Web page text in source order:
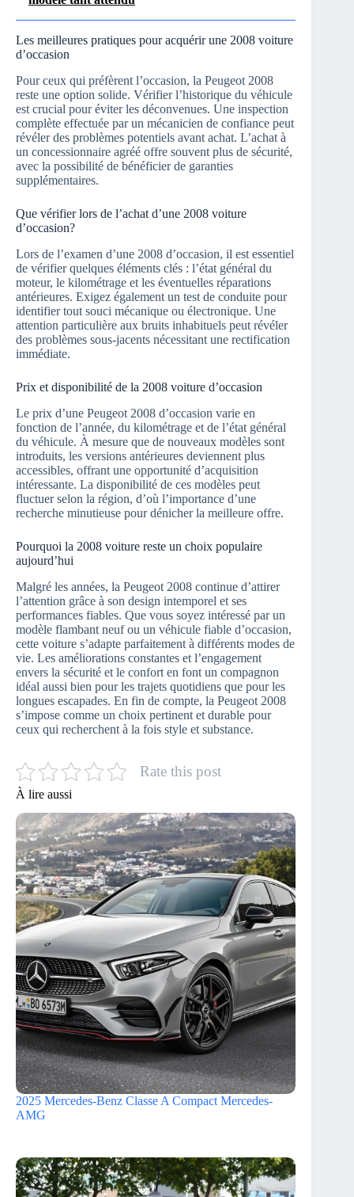
Les meilleures pratiques pour acquérir une 2008 voiture
d’occasion
Pour ceux qui préfèrent l’occasion, la Peugeot 2008
reste une option solide. Vérifier l’historique du véhicule
est crucial pour éviter les déconvenues. Une inspection
complète effectuée par un mécanicien de confiance peut
révéler des problèmes potentiels avant achat. L’achat à
un concessionnaire agréé offre souvent plus de sécurité,
avec la possibilité de bénéficier de garanties
supplémentaires.
Que vérifier lors de l’achat d’une 2008 voiture
d’occasion?
Lors de l’examen d’une 2008 d’occasion, il est essentiel
de vérifier quelques éléments clés : l’état général du
moteur, le kilométrage et les éventuelles réparations
antérieures. Exigez également un test de conduite pour
identifier tout souci mécanique ou électronique. Une
attention particulière aux bruits inhabituels peut révéler
des problèmes sous-jacents nécessitant une rectification
immédiate.
Prix et disponibilité de la 2008 voiture d’occasion
Le prix d’une Peugeot 2008 d’occasion varie en
fonction de l’année, du kilométrage et de l’état général
du véhicule. À mesure que de nouveaux modèles sont
introduits, les versions antérieures deviennent plus
accessibles, offrant une opportunité d’acquisition
intéressante. La disponibilité de ces modèles peut
fluctuer selon la région, d’où l’importance d’une
recherche minutieuse pour dénicher la meilleure offre.
Pourquoi la 2008 voiture reste un choix populaire
aujourd’hui
Malgré les années, la Peugeot 2008 continue d’attirer
l’attention grâce à son design intemporel et ses
performances fiables. Que vous soyez intéressé par un
modèle flambant neuf ou un véhicule fiable d’occasion,
cette voiture s’adapte parfaitement à différents modes de
vie. Les améliorations constantes et l’engagement
envers la sécurité et le confort en font un compagnon
idéal aussi bien pour les trajets quotidiens que pour les
longues escapades. En fin de compte, la Peugeot 2008
s’impose comme un choix pertinent et durable pour
ceux qui recherchent à la fois style et substance.
Rate this post
À lire aussi
2025 Mercedes-Benz Classe A Compact Mercedes-
AMG